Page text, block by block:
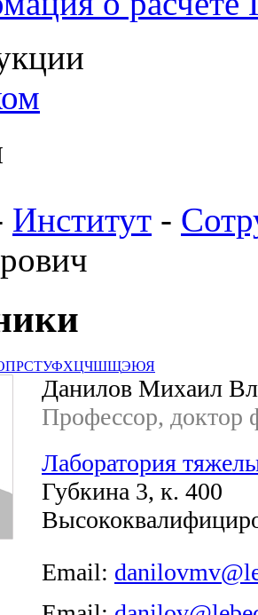
Институт -
ПРСТУФХЦЧШЩЭЮЯ
Данилов Михаил
Профессор, доктор
Лаборатория
Губкина 3, к. 400
Email: